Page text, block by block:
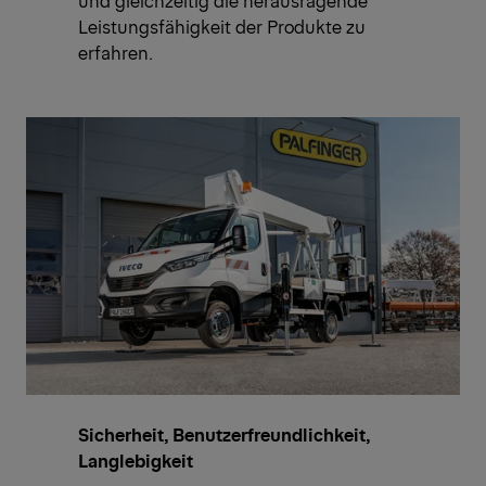
Leistungsfähigkeit der Produkte zu
erfahren.
Sicherheit, Benutzerfreundlichkeit,
Langlebigkeit